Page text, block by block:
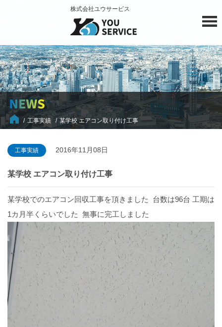
株式会社ユウサービス
工事実績 某学校 エアコン取り付け工事
工事実績 2016年11月08日
某学校 エアコン取り付け工事
某学校でのエアコン回収工事を頂きました 台数は96台 工期は
1カ月半くらいでした 無事に完工しました